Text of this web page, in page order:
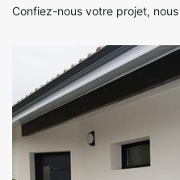
Confiez-nous votre projet,